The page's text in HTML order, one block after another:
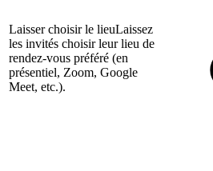
Laisser choisir le lieuLaissez
les invités choisir leur lieu de
rendez-vous préféré (en
présentiel, Zoom, Google
Meet, etc.).